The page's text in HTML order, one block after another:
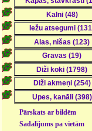
Pārskats ar bildēm
Sadalījums pa vietām